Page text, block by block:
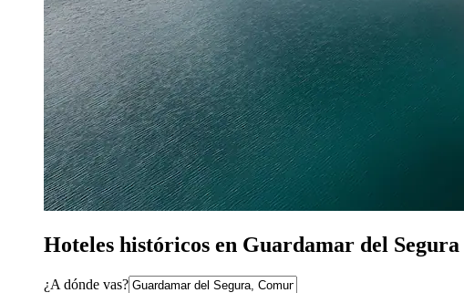
Hoteles históricos en Guardamar del Segura
¿A dónde vas?